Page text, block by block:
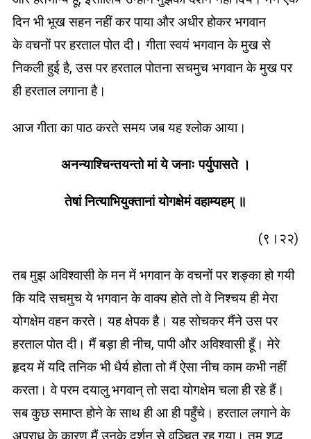
दिन भी भूख सहन नहीं कर पाया और अधीर होकर भगवान
के वचनों पर हरताल पोत दी। गीता स्वयं भगवान के मुख से
निकली हुई है, उस पर हरताल पोतना सचमुच भगवान के मुख पर
ही हरताल लगाना है।
आज गीता का पाठ करते समय जब यह श्लोक आया।
अनन्याश्चिन्तयन्तो मां ये जनाः पर्युपासते ।
तेषां नित्याभियुक्तानां योगक्षेमं वहाम्यहम् ॥
(९।२२)
तब मुझ अविश्वासी के मन में भगवान के वचनों पर शङ्का हो गयी
कि यदि सचमुच ये भगवान के वाक्य होते तो वे निश्चय ही मेरा
योगक्षेम वहन करते। यह क्षेपक है। यह सोचकर मैंने उस पर
हरताल पोत दी। मैं बड़ा ही नीच, पापी और अविश्वासी हूँ। मेरे
हृदय में यदि तनिक भी धैर्य होता तो मैं ऐसा नीच काम कभी नहीं
करता। वे परम दयालु भगवान् तो सदा योगक्षेम चला ही रहे हैं।
सब कुछ समाप्त होने के साथ ही आ ही पहुँचे। हरताल लगाने के